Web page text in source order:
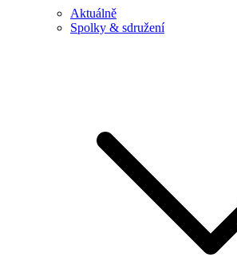
Aktuálně
Spolky & sdružení